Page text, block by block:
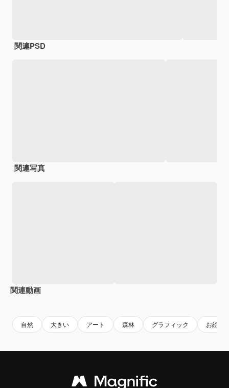
関連PSD
関連写真
関連動画
自然 大きい アート 森林 グラフィック お絵か